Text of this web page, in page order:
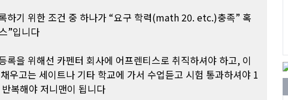
하기 위한 조건 중 하나가 “요구 학력(math 20. etc.)충족” 혹
”입니다
록을 위해선 카펜터 회사에 어프렌티스로 취직하셔야 하고, 이
우고는 세이트나 기타 학교에 가서 수업듣고 시험 통과하셔야 1
복해야 저니맨이 됩니다